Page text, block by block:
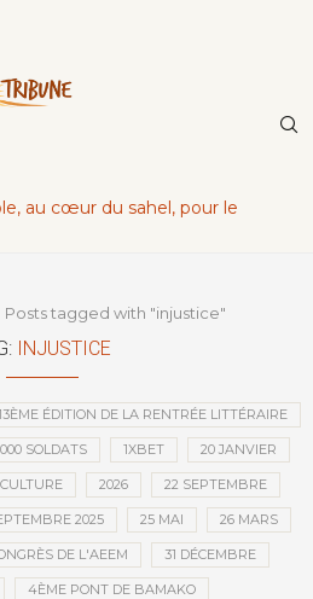
au cœur du sahel, pour le
Posts tagged with "injustice"
INJUSTICE
ÉDITION DE LA RENTRÉE LITTÉRAIRE
SOLDATS 1XBET 20 JANVIER
2026 22 SEPTEMBRE
2025 25 MAI 26 MARS
DE L'AEEM 31 DÉCEMBRE
4ÈME PONT DE BAMAKO